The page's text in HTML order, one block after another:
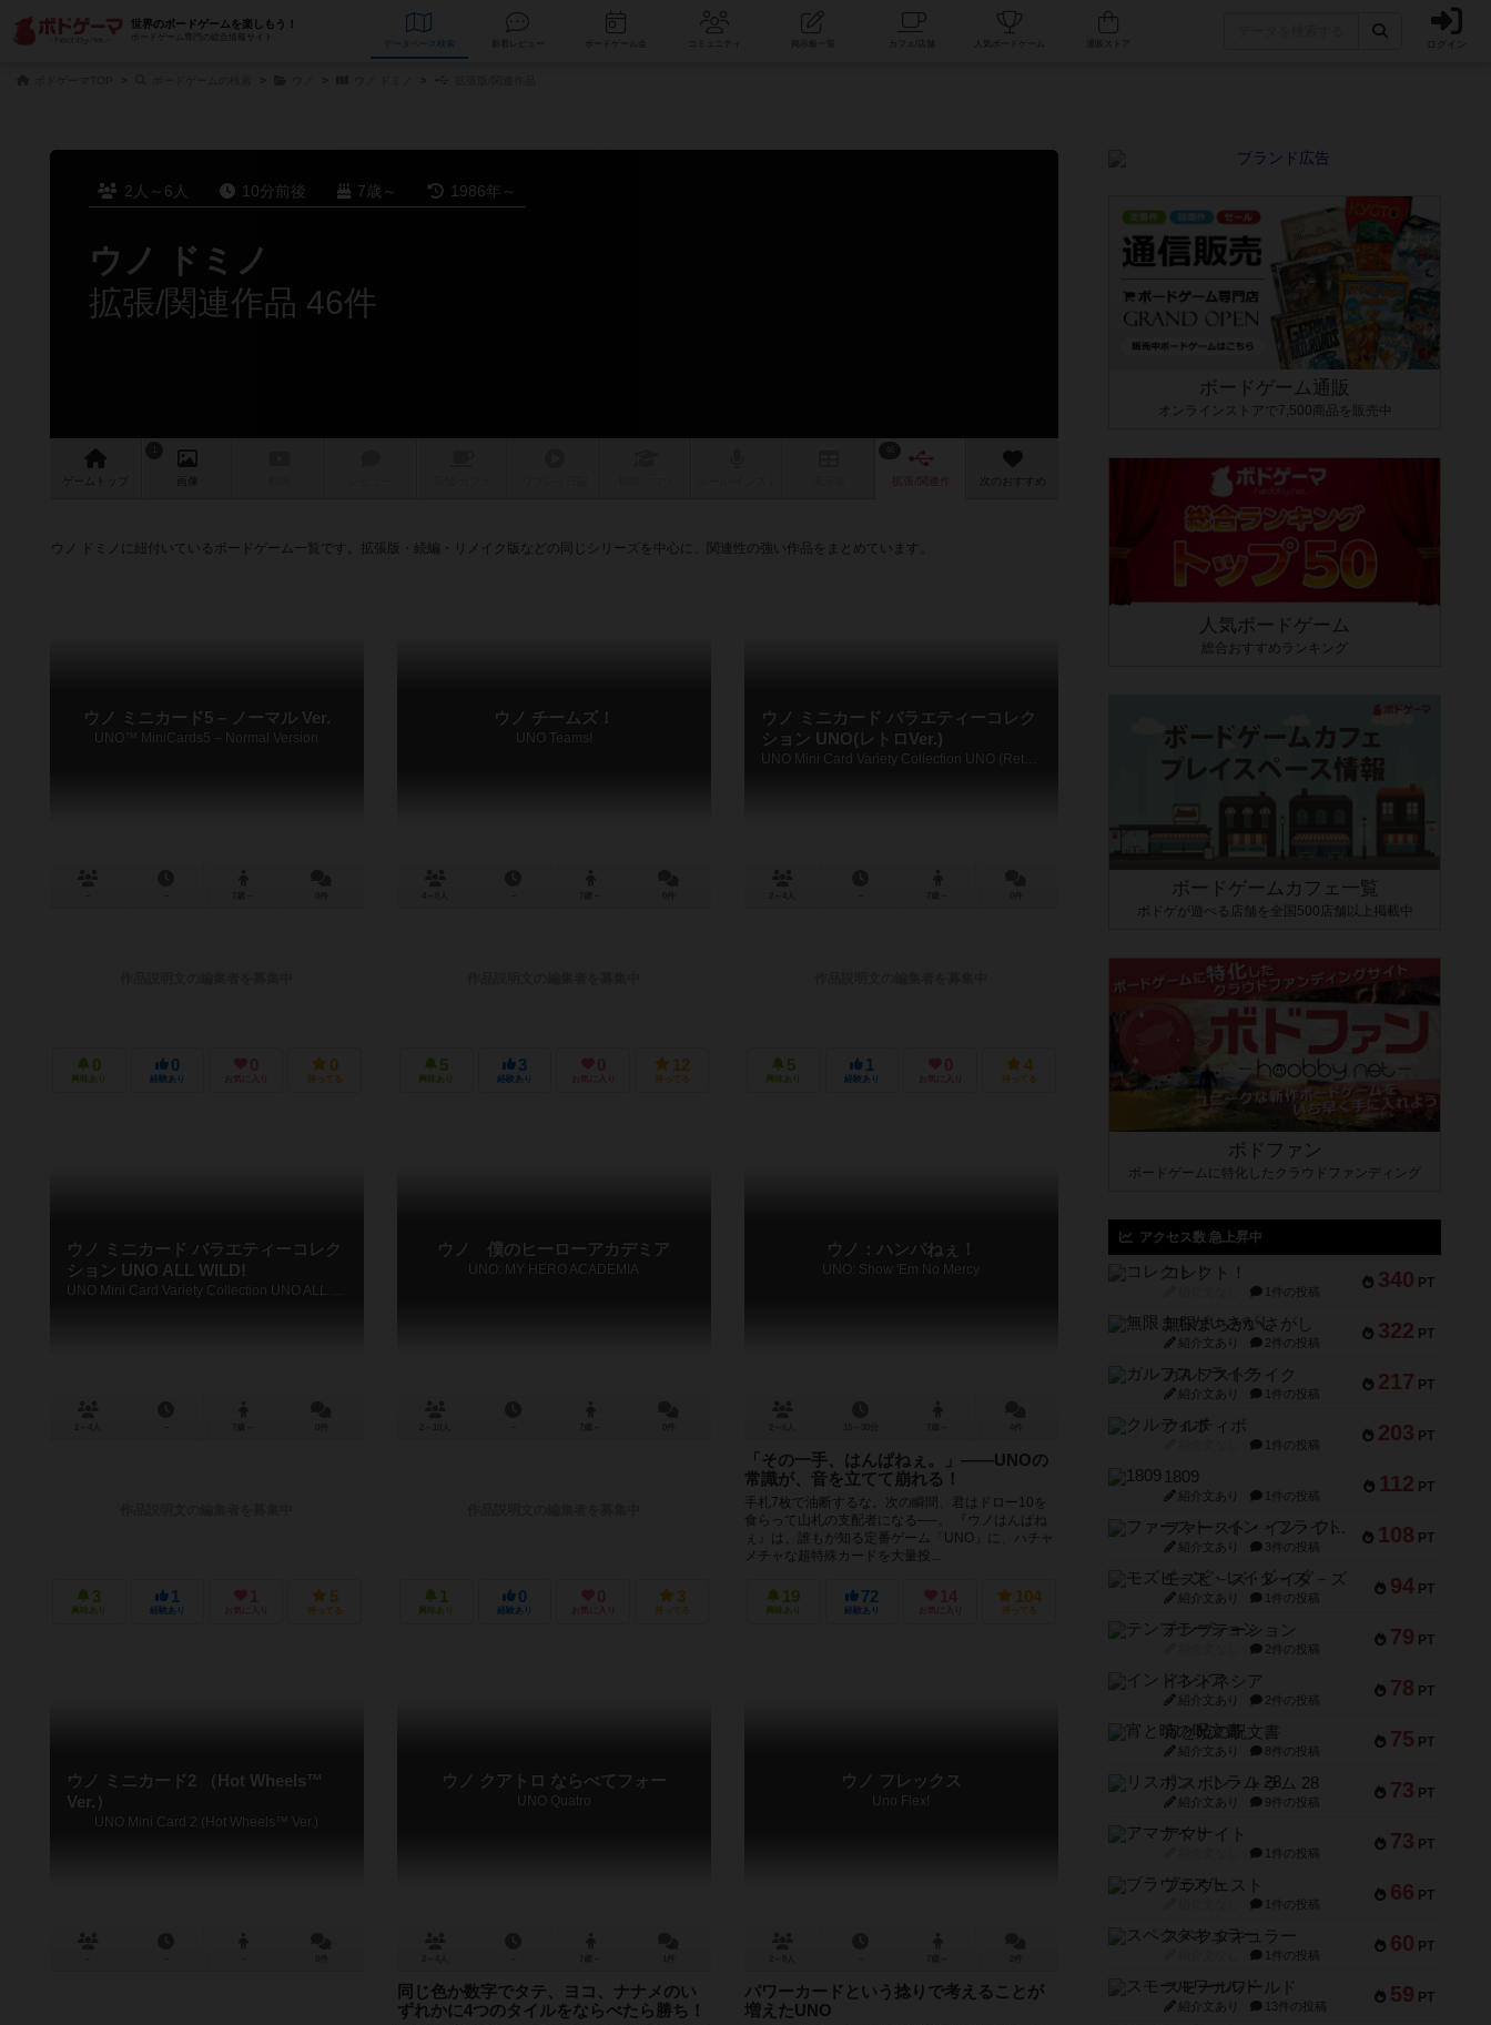
世界のボードゲームを楽しもう！
ボードゲーム専門の総合情報サイト
データベース コミュニティ 人気ボードゲーム ログイン
2人～6人 10分前後 7歳～ 1986年～
ウノ ドミノ
拡張/関連作品 46件
ゲーム 画像 作 次のおすすめ
ウノ ドミノに紐付いているボードゲーム一覧です。拡張版・続編・リメイク版などの同じシリーズを中心に、関連性の強い作品をまとめています。
ウノ ミニカード5 – ノーマル Ver.
UNO™ MiniCards5 – Normal Version
0
興味あり
0
経験あり
0
お気に入り
0
持ってる
ウノ チームズ！
UNO Teams!
5
興味あり
3
経験あり
0
お気に入り
12
持ってる
ウノ ミニカード バラエティーコレク
ション UNO(レトロVer.)
UNO Mini Card Variety Collection UNO (Retro Ver.)
5
興味あり
1
経験あり
0
お気に入り
4
持ってる
ウノ ミニカード バラエティーコレク
ション UNO ALL WILD!
3
興味あり
1
経験あり
1
お気に入り
5
持ってる
ウノ 僕のヒーローアカデミア
UNO: MY HERO ACADEMIA
1
興味あり
0
経験あり
0
お気に入り
3
持ってる
ウノ：ハンパねぇ！
UNO: Show 'Em No Mercy
「その一手、はんぱねぇ。」——UNOの
常識が、音を立てて崩れる！
手札7枚で油断するな。次の瞬間、君はドロー10を
食らって山札の支配者になる──。 『ウノはんぱね
ぇ』は、誰もが知る定番ゲーム「UNO」に、ハチャ
メチャな超特殊カードを大量投...
19
興味あり
72
経験あり
14
お気に入り
104
持ってる
ウノ ミニカード2 （Hot Wheels™
Ver.）
UNO Mini Card 2 (Hot Wheels™ Ver.)
ウノ クアトロ ならべてフォー
UNO Quatro
同じ色か数字でタテ、ヨコ、ナナメのい
ずれかに4つのタイルをならべたら勝ち！
ウノ フレックス
Uno Flex!
パワーカードという捻りで考えることが
増えたUNO
ボードゲーム通販
オンラインストアで7,500商品を販売中
人気ボードゲーム
総合おすすめランキング
ボードゲームカフェ一覧
ボドゲが遊べる店舗を全国500店舗以上掲載中
ボドファン
ボードゲームに特化したクラウドファンディング
アクセス数 急上昇中
340 PT
コレクト！
1件の投稿
322 PT
無限まちがいさがし
紹介文あり 2件の投稿
217 PT
ガルフストライク
紹介文あり 1件の投稿
203 PT
クルティボ
1件の投稿
112 PT
1809
紹介文あり 1件の投稿
108 PT
ファースト・イン・フライト
紹介文あり 3件の投稿
94 PT
モズビ－ズ・レイダ－ズ
紹介文あり 1件の投稿
79 PT
テンプテーション
2件の投稿
78 PT
インドネシア
紹介文あり 2件の投稿
75 PT
宵と暁の呪文書
紹介文あり 8件の投稿
73 PT
リスボン・トラム 28
紹介文あり 9件の投稿
73 PT
アマナイト
1件の投稿
66 PT
ブラヴェスト
1件の投稿
60 PT
スペクタキュラー
1件の投稿
59 PT
スモールワールド
紹介文あり 13件の投稿